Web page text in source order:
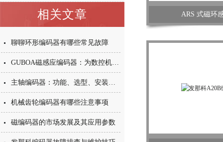
相关文章
聊聊环形编码器有哪些常见故障
GUBOA磁感应编码器：为数控机床主轴提供可靠测速定位
主轴编码器：功能、选型、安装与维护全解析
机械齿轮编码器有哪些注意事项
磁编码器的市场发展及其应用参数
ARS 式磁环